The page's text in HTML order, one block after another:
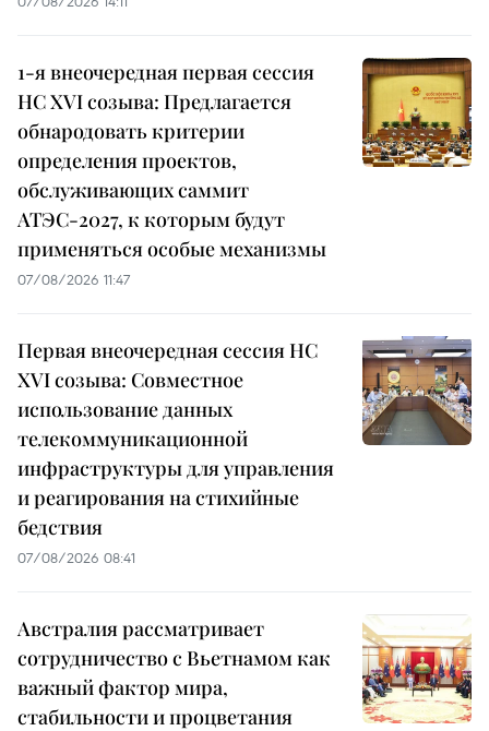
1-я внеочередная первая сессия
НС XVI созыва: Предлагается
обнародовать критерии
определения проектов,
обслуживающих саммит
АТЭС-2027, к которым будут
применяться особые механизмы
07/08/2026 11:47
Первая внеочередная сессия НС
XVI созыва: Совместное
использование данных
телекоммуникационной
инфраструктуры для управления
и реагирования на стихийные
бедствия
07/08/2026 08:41
Австралия рассматривает
сотрудничество с Вьетнамом как
важный фактор мира,
стабильности и процветания